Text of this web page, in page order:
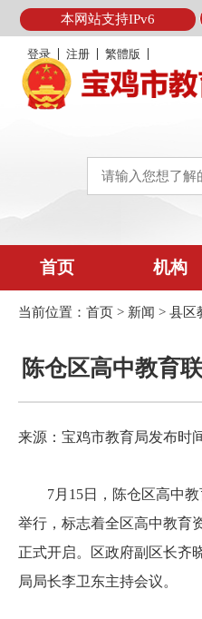
本网站支持IPv6
登录 注册 繁體版
首页 机构
当前位置： 首页 > 新闻 > 县区
陈仓区高中教育
来源：宝鸡市教育局发布时
7月15日，陈仓区高中
举行，标志着全区高中教育
正式开启。区政府副区长齐
局局长李卫东主持会议。